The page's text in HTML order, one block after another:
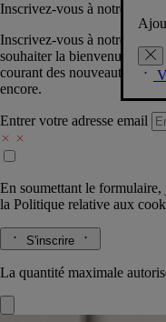
Inscrivez-vous à notre
Inscrivez-vous à notre
souhaiter la bienvenue dans
courant des nouveautés,
encore.
Entrer votre adresse email
En soumettant le formulaire,
la Politique relative aux
S'inscrire
La quantité maximale